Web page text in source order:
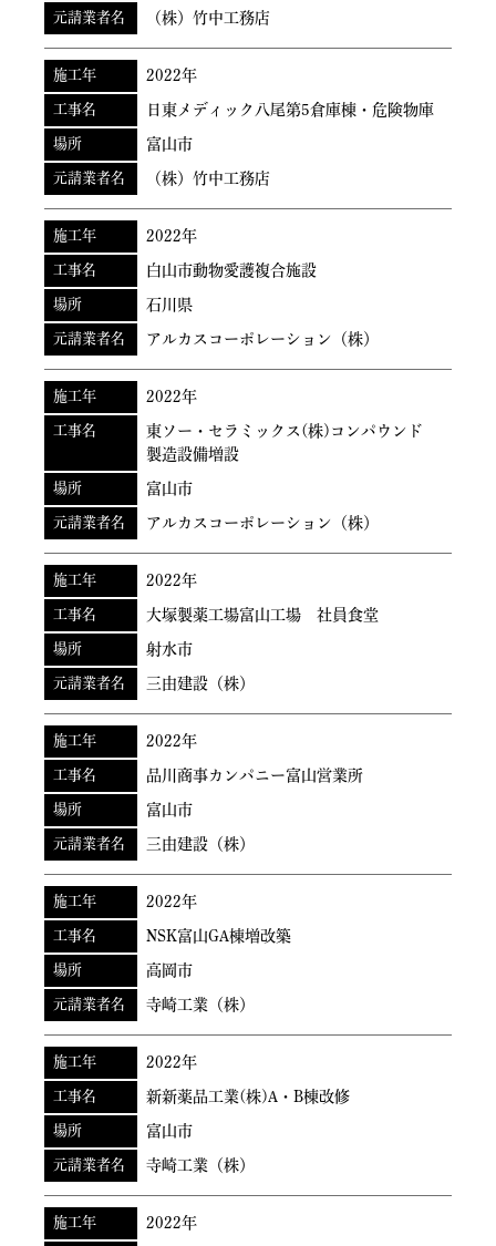
元請業者名 （株）竹中工務店
施工年 2022年
工事名 日東メディック八尾第5倉庫棟・危険物庫
場所 富山市
元請業者名 （株）竹中工務店
施工年 2022年
工事名 白山市動物愛護複合施設
場所 石川県
元請業者名 アルカスコーポレーション（株）
施工年 2022年
工事名
東ソー・セラミックス(株)コンパウンド
製造設備増設
場所 富山市
元請業者名 アルカスコーポレーション（株）
施工年 2022年
工事名 大塚製薬工場富山工場 社員食堂
場所 射水市
元請業者名 三由建設（株）
施工年 2022年
工事名 品川商事カンパニー富山営業所
場所 富山市
元請業者名 三由建設（株）
施工年 2022年
工事名 NSK富山GA棟増改築
場所 高岡市
元請業者名 寺崎工業（株）
施工年 2022年
工事名 新新薬品工業(株)A・B棟改修
場所 富山市
元請業者名 寺崎工業（株）
施工年 2022年